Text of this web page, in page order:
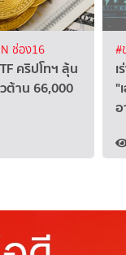
ช่อง16
คริปโทฯ ลุ้น
าน 66,000
#
"